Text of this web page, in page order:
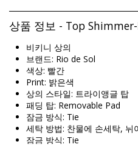
상품 정보 - Top
비키니 상의
브랜드: Rio de Sol
색상: 빨간
Print: 밝은색
상의 스타일: 트라이앵글 탑
패딩 탑: Removable Pad
잠금 방식: Tie
세탁 방법: 찬물에 손세탁, 뉘
잠금 방식: Tie